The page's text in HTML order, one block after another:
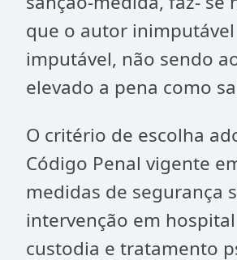
que o autor
imputável, não sendo
elevado a pena como
O critério de escolha
Código Penal vigente
medidas de segurança
intervenção em
custodia e tratamento